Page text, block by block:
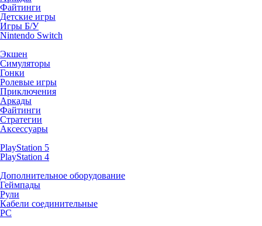
Файтинги
Детские игры
Игры Б/У
Nintendo Switch
Экшен
Симуляторы
Гонки
Ролевые игры
Приключения
Аркады
Файтинги
Стратегии
Аксессуары
PlayStation 5
PlayStation 4
Дополнительное оборудование
Геймпады
Рули
Кабели соединительные
PC